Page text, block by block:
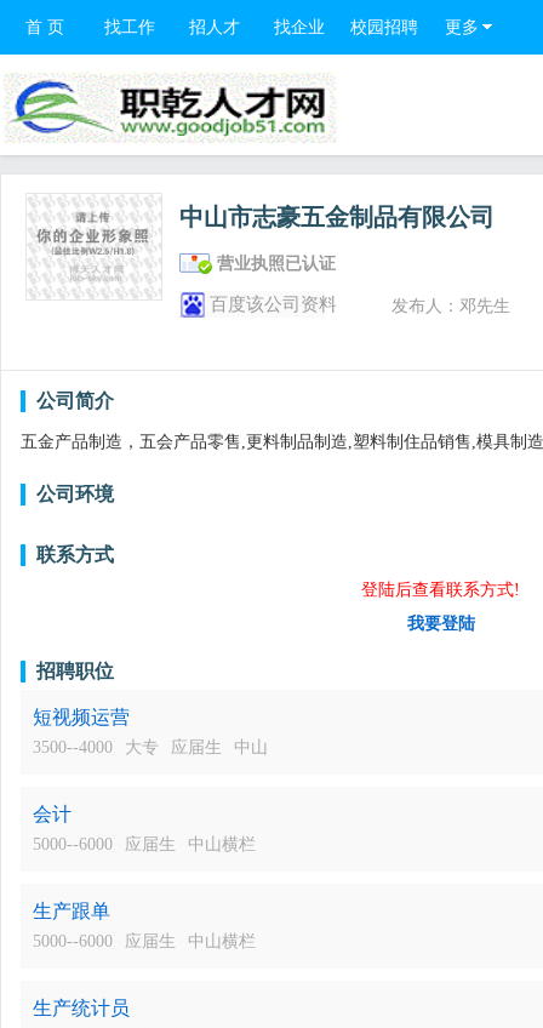
首 页 找工作 招人才 找企业 校园招聘 更多
中山市志豪五金制品有限公司
营业执照已认证
百度该公司资料 发布人：邓先生
公司简介
五金产品制造，五会产品零售,更料制品制造,塑料制住品销售,模具制
公司环境
联系方式
登陆后查看联系方式!
我要登陆
招聘职位
短视频运营
3500--4000 大专 应届生 中山
会计
5000--6000 应届生 中山横栏
生产跟单
5000--6000 应届生 中山横栏
生产统计员